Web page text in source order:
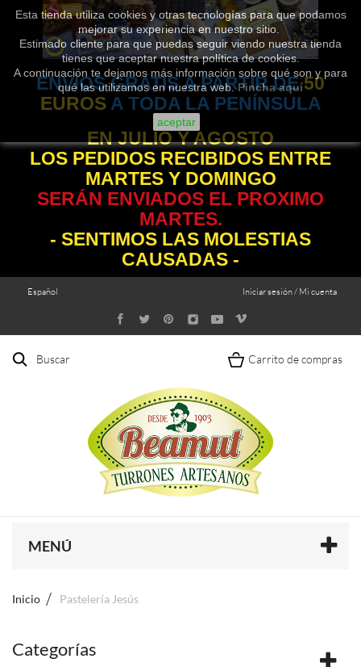
Esta tienda utiliza cookies y otras tecnologías para que podamos
mejorar su experiencia en nuestro sitio.
Estimado cliente para que puedas seguir viendo nuestra tienda
tienes que aceptar nuestra política de cookies.
A continuación te dejamos más información sobre qué son y para
qué las utilizamos en nuestra web.Pincha aquí
aceptar
ENVÍOS GRATIS A PARTIR DE50
EUROSA TODA LA PENÍNSULA
EN JULIO Y AGOSTO
LOS PEDIDOS RECIBIDOS ENTRE
MARTES Y DOMINGO
SERÁN ENVIADOS EL PROXIMO
MARTES.
- SENTIMOS LAS MOLESTIAS
CAUSADAS -
Iniciar sesión / Mi cuenta
Español
Buscar Carrito de compras
MENÚ
Inicio Pastelería Jesús
Categorías